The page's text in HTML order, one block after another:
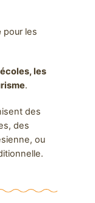
pour les
les
.
des
des
ou